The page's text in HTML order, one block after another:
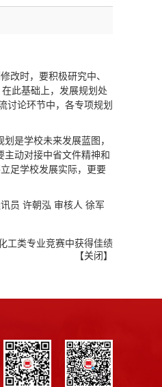
改时，要积极研究中、
此基础上，发展规划处
讨论环节中，各专项规划
是学校未来发展蓝图，
主动对接中省文件精神和
足学校发展实际，更要
员 许朝泓 审核人 徐军
工类专业竞赛中获得佳绩
【关闭】